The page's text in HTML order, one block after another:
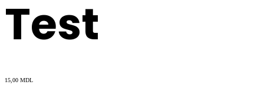
Test
15,00 MDL